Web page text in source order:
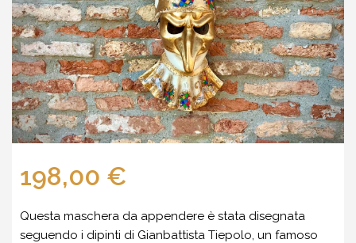
198,00 €
Questa maschera da appendere è stata disegnata
seguendo i dipinti di Gianbattista Tiepolo, un famoso